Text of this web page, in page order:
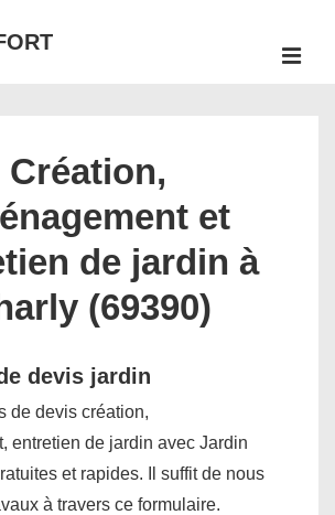
Création,
et
de jardin à
(69390)
devis jardin
de devis création,
entretien de jardin avec Jardin
et rapides. Il suffit de nous
à travers ce formulaire.